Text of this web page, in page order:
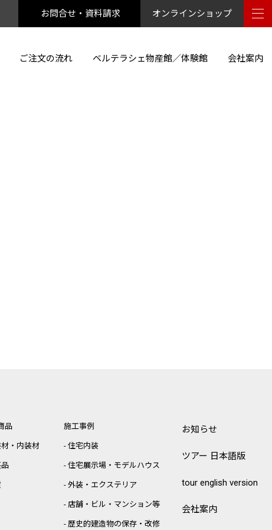
ご注文の流れ ベルテラシェ物産館／体験館 会社案内
お問合せ・資料請求 オンラインショップ
お知らせ
ツアー 日本語版
tour english version
会社案内
品
・内装材
施工事例
住宅内装
住宅展示場・モデルハウス
外装・エクステリア
店舗・ビル・マンション等
歴史的建造物の保存・改修